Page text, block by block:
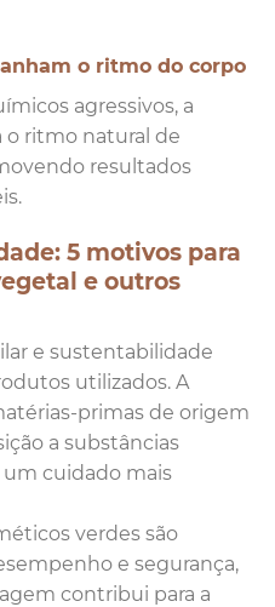
o ritmo do corpo
agressivos, a
o ritmo natural de
resultados
5 motivos para
e outros
e sustentabilidade
utilizados. A
primas de origem
a substâncias
cuidado mais
verdes são
e segurança,
contribui para a